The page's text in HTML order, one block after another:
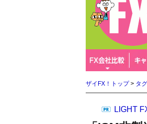
ザイFX！トップ> タ
LIGHT